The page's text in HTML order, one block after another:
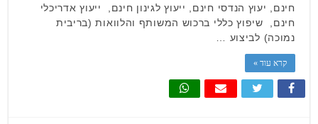
חינם, יעוץ הנדסי חינם, ייעוץ לגינון חינם, ייעוץ אדריכלי
חינם, שיפוץ כללי ברכוש המשותף והלוואות (בריבית
נמוכה) לביצוע …
קרא עוד »